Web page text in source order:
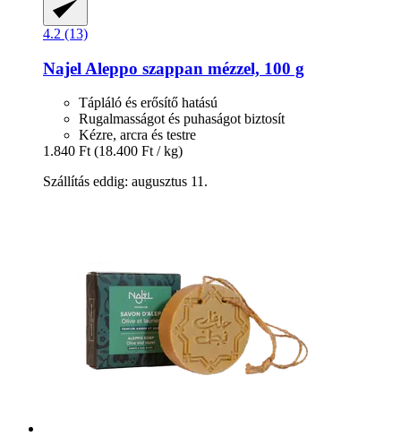
4.2 (13)
Najel Aleppo szappan mézzel, 100 g
Tápláló és erősítő hatású
Rugalmasságot és puhaságot biztosít
Kézre, arcra és testre
1.840 Ft (18.400 Ft / kg)
Szállítás eddig: augusztus 11.